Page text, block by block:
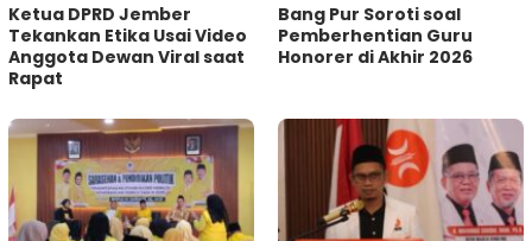
Ketua DPRD Jember
Tekankan Etika Usai Video
Anggota Dewan Viral saat
Rapat
Bang Pur Soroti soal
Pemberhentian Guru
Honorer di Akhir 2026